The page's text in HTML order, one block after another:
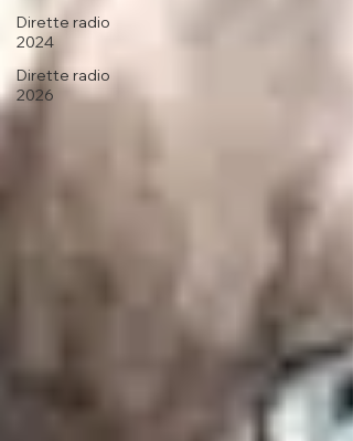
Dirette radio
2024
Dirette radio
2026